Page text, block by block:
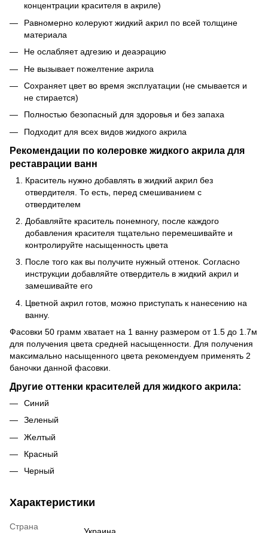
концентрации красителя в акриле)
Равномерно колеруют жидкий акрил по всей толщине
материала
Не ослабляет адгезию и деаэрацию
Не вызывает пожелтение акрила
Сохраняет цвет во время эксплуатации (не смывается и
не стирается)
Полностью безопасный для здоровья и без запаха
Подходит для всех видов жидкого акрила
Рекомендации по колеровке жидкого акрила для
реставрации ванн
Краситель нужно добавлять в жидкий акрил без
отвердителя. То есть, перед смешиванием с
отвердителем
Добавляйте краситель понемногу, после каждого
добавления красителя тщательно перемешивайте и
контролируйте насыщенность цвета
После того как вы получите нужный оттенок. Согласно
инструкции добавляйте отвердитель в жидкий акрил и
замешивайте его
Цветной акрил готов, можно приступать к нанесению на
ванну.
Фасовки 50 грамм хватает на 1 ванну размером от 1.5 до 1.7м
для получения цвета средней насыщенности. Для получения
максимально насыщенного цвета рекомендуем применять 2
баночки данной фасовки.
Другие оттенки красителей для жидкого акрила:
Синий
Зеленый
Желтый
Красный
Черный
Характеристики
Страна